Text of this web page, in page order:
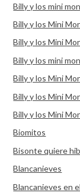
Billy y los mini
Billy y los Mini
Billy y los Mini
Billy y los mini
Billy y los Mini
Billy y los Mini
Billy y los Mini
Biomitos
Bisonte quiere
Blancanieves
Blancanieves en